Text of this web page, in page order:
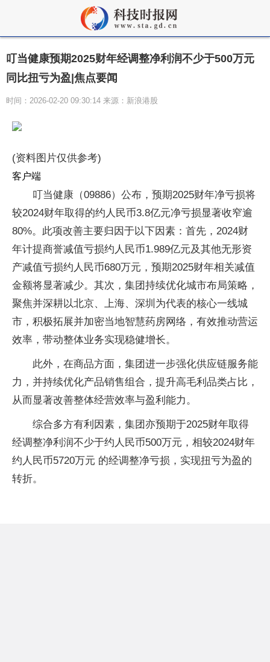
叮当健康预期2025财年经调整净利润不少于500万元
同比扭亏为盈|焦点要闻
时间：2026-02-20 09:30:14 来源：新浪港股
(资料图片仅供参考)
客户端
叮当健康（09886）公布，预期2025财年净亏损将
较2024财年取得的约人民币3.8亿元净亏损显著收窄逾
80%。此项改善主要归因于以下因素：首先，2024财
年计提商誉减值亏损约人民币1.989亿元及其他无形资
产减值亏损约人民币680万元，预期2025财年相关减值
金额将显著减少。其次，集团持续优化城市布局策略，
聚焦并深耕以北京、上海、深圳为代表的核心一线城
市，积极拓展并加密当地智慧药房网络，有效推动营运
效率，带动整体业务实现稳健增长。
此外，在商品方面，集团进一步强化供应链服务能
力，并持续优化产品销售组合，提升高毛利品类占比，
从而显著改善整体经营效率与盈利能力。
综合多方有利因素，集团亦预期于2025财年取得
经调整净利润不少于约人民币500万元，相较2024财年
约人民币5720万元 的经调整净亏损，实现扭亏为盈的
转折。